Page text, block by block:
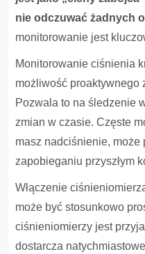
nie odczuwać żadnych
monitorowanie jest
Monitorowanie ciśnienia
możliwość proaktywnego
Pozwala to na śledzenie
zmian w czasie. Częste
masz nadciśnienie, może
zapobieganiu przyszłym
Włączenie
może być stosunkowo
ciśnieniomierzy jest
dostarcza